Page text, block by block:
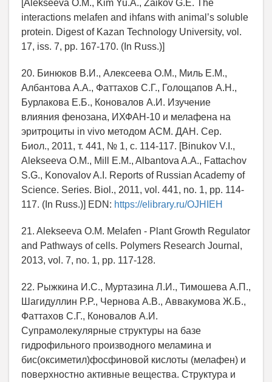
[Alekseeva O.M., Kim Yu.A., Zaikov G.E. Тhe
interactions melafen and ihfans with animal’s soluble
protein. Digest of Kazan Technology University, vol.
17, iss. 7, pp. 167-170. (In Russ.)]
20. Бинюков В.И., Алексеева О.М., Миль Е.М.,
Албантова А.А., Фаттахов С.Г., Голощапов А.Н.,
Бурлакова Е.Б., Коновалов А.И. Изучение
влияния фенозана, ИХФАН-10 и мелафена на
эритроциты in vivo методом АСМ. ДАН. Сер.
Биол., 2011, т. 441, № 1, с. 114-117. [Binukov V.I.,
Alekseeva O.M., Mill E.M., Albantova A.A., Fattachov
S.G., Konovalov A.I. Reports of Russian Academy of
Science. Series. Biol., 2011, vol. 441, no. 1, pp. 114-
117. (In Russ.)] EDN: https://elibrary.ru/OJHIEH
21. Alekseeva O.M. Melafen - Plant Growth Regulator
and Pathways of cells. Polymers Research Journal,
2013, vol. 7, no. 1, pp. 117-128.
22. Рыжкина И.С., Муртазина Л.И., Тимошева А.П.,
Шагидуллин P.P., Чернова А.В., Аввакумова Ж.Б.,
Фаттахов С.Г., Коновалов А.И.
Супрамолекулярные структуры на базе
гидрофильного производного меламина и
бис(оксиметил)фосфиновой кислоты (мелафен) и
поверхностно активные вещества. Структура и